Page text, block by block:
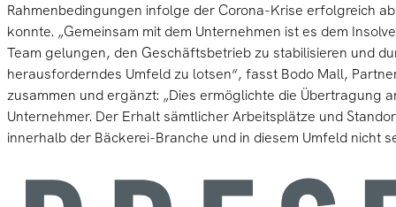
Rahmenbedingungen infolge der Corona-Krise erfolgreich
konnte. „Gemeinsam mit dem Unternehmen ist es dem
Team gelungen, den Geschäftsbetrieb zu stabilisieren und
herausforderndes Umfeld zu lotsen“, fasst Bodo Mall,
zusammen und ergänzt: „Dies ermöglichte die Übertragung
Unternehmer. Der Erhalt sämtlicher Arbeitsplätze und
innerhalb der Bäckerei-Branche und in diesem Umfeld nicht